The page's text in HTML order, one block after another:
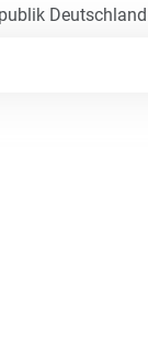
Deutschland